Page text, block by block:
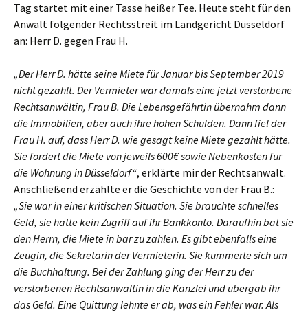
Tag startet mit einer Tasse heißer Tee. Heute steht für den
Anwalt folgender Rechtsstreit im Landgericht Düsseldorf
an: Herr D. gegen Frau H.
„Der Herr D. hätte seine Miete für Januar bis September 2019
nicht gezahlt. Der Vermieter war damals eine jetzt verstorbene
Rechtsanwältin, Frau B. Die Lebensgefährtin übernahm dann
die Immobilien, aber auch ihre hohen Schulden. Dann fiel der
Frau H. auf, dass Herr D. wie gesagt keine Miete gezahlt hätte.
Sie fordert die Miete von jeweils 600€ sowie Nebenkosten für
die Wohnung in Düsseldorf“, erklärte mir der Rechtsanwalt.
Anschließend erzählte er die Geschichte von der Frau B.:
„Sie war in einer kritischen Situation. Sie brauchte schnelles
Geld, sie hatte kein Zugriff auf ihr Bankkonto. Daraufhin bat sie
den Herrn, die Miete in bar zu zahlen. Es gibt ebenfalls eine
Zeugin, die Sekretärin der Vermieterin. Sie kümmerte sich um
die Buchhaltung. Bei der Zahlung ging der Herr zu der
verstorbenen Rechtsanwältin in die Kanzlei und übergab ihr
das Geld. Eine Quittung lehnte er ab, was ein Fehler war. Als